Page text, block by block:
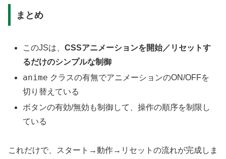
まとめ
このJSは、CSSアニメーションを開始／リセットす
るだけのシンプルな制御
anime クラスの有無でアニメーションのON/OFFを
切り替えている
ボタンの有効/無効も制御して、操作の順序を制限し
ている
これだけで、スタート→動作→リセットの流れが完成しま